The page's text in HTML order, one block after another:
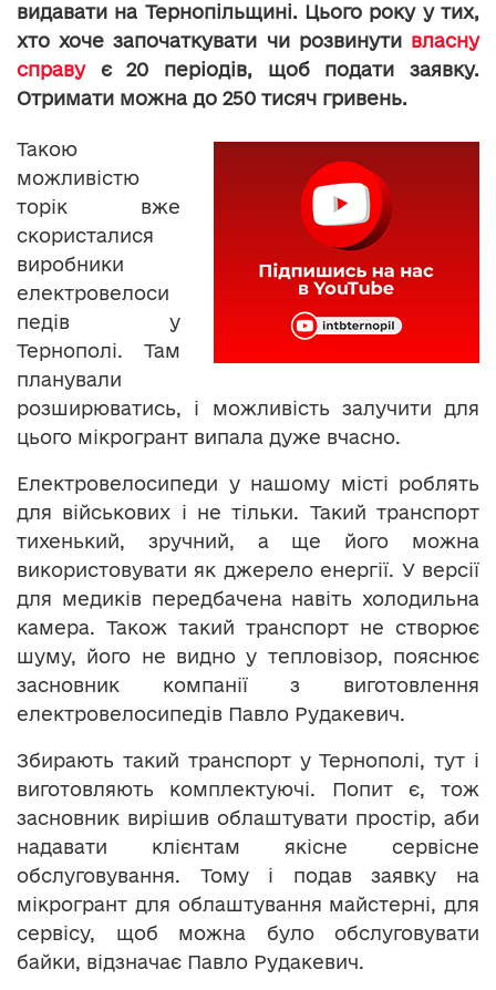
видавати на Тернопільщині. Цього року у тих,
хто хоче започаткувати чи розвинути власну
справує 20 періодів, щоб подати заявку.
Отримати можна до 250 тисяч гривень.
Такою
можливістю
торік вже
скористалися
виробники
електровелоси
педів у
Тернополі. Там
планували
розширюватись, і можливість залучити для
цього мікрогрант випала дуже вчасно.
Електровелосипеди у нашому місті роблять
для військових і не тільки. Такий транспорт
тихенький, зручний, а ще його можна
використовувати як джерело енергії. У версії
для медиків передбачена навіть холодильна
камера. Також такий транспорт не створює
шуму, його не видно у тепловізор, пояснює
засновник компанії з виготовлення
електровелосипедів Павло Рудакевич.
Збирають такий транспорт у Тернополі, тут і
виготовляють комплектуючі. Попит є, тож
засновник вирішив облаштувати простір, аби
надавати клієнтам якісне сервісне
обслуговування. Тому і подав заявку на
мікрогрант для облаштування майстерні, для
сервісу, щоб можна було обслуговувати
байки, відзначає Павло Рудакевич.